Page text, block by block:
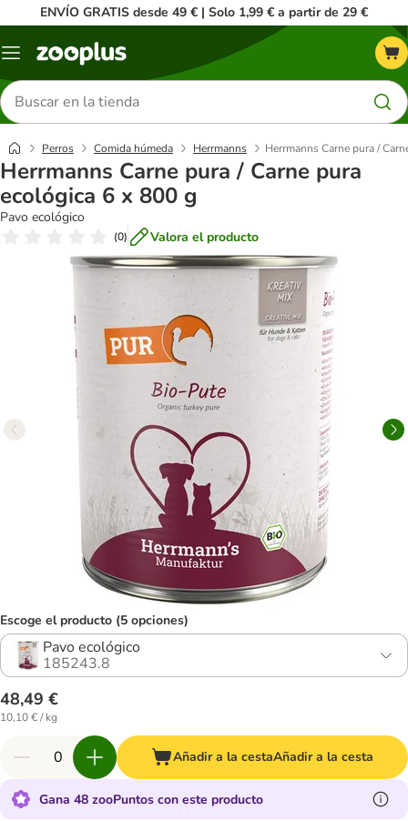
ENVÍO GRATIS desde 49 € | Solo 1,99 € a partir de 29 €
Menú
Buscar
productos
Perros Comida húmeda Herrmanns Herrmanns Carne pura /
Herrmanns Carne pura / Carne pura
ecológica 6 x 800 g
Pavo ecológico
(0) Valora el producto
Escoge el producto (5 opciones)
Pavo ecológico
185243.8
48,49 €
10,10 € / kg
Añadir a la cestaAñadir a la cesta
Gana 48 zooPuntos con este producto